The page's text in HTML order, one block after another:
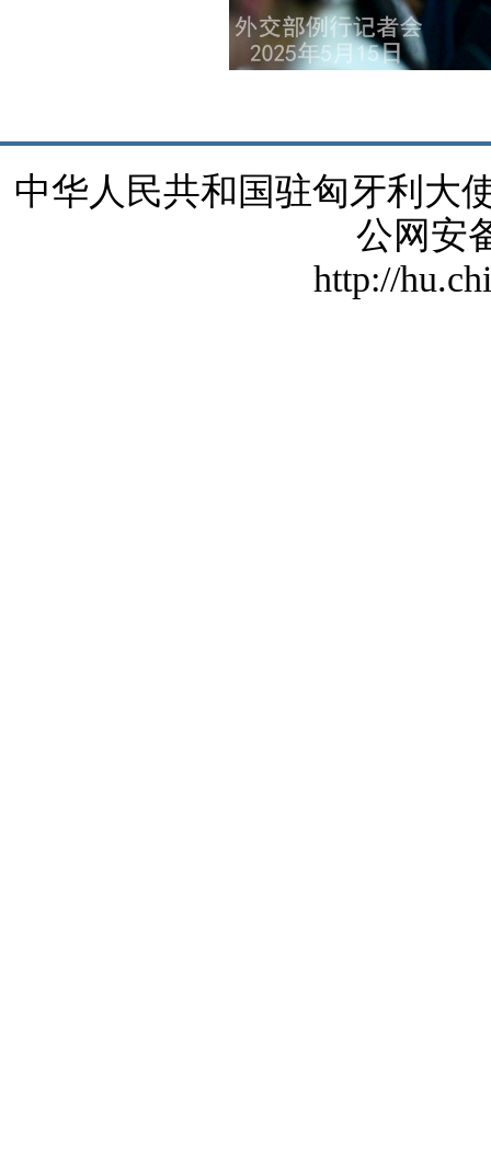
中华人民共和国驻匈牙利大
公网安
http://